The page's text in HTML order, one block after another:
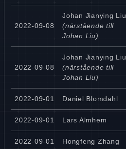
2022-09-08
Johan Jianying Liu
(närstående till
Johan Liu)
2022-09-08
Johan Jianying Liu
(närstående till
Johan Liu)
2022-09-01 Daniel Blomdahl
2022-09-01 Lars Almhem
2022-09-01 Hongfeng Zhang